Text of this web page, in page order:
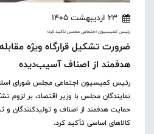
23 اردیبهشت 1405
رئیس کمیسیون اجتماعی مجلس تاکید کرد؛
ضرورت تشکیل قرارگاه ویژه
هدفمند از اصناف آسیب‌‌دیده
رئیس کمیسیون اجتماعی مجلس شورای
نمایندگان مجلس با وزیر اقتصاد، بر لزوم
حمایت هدفمند از اصناف و تولیدکنندگان و
کالاهای اساسی تأکید کرد.